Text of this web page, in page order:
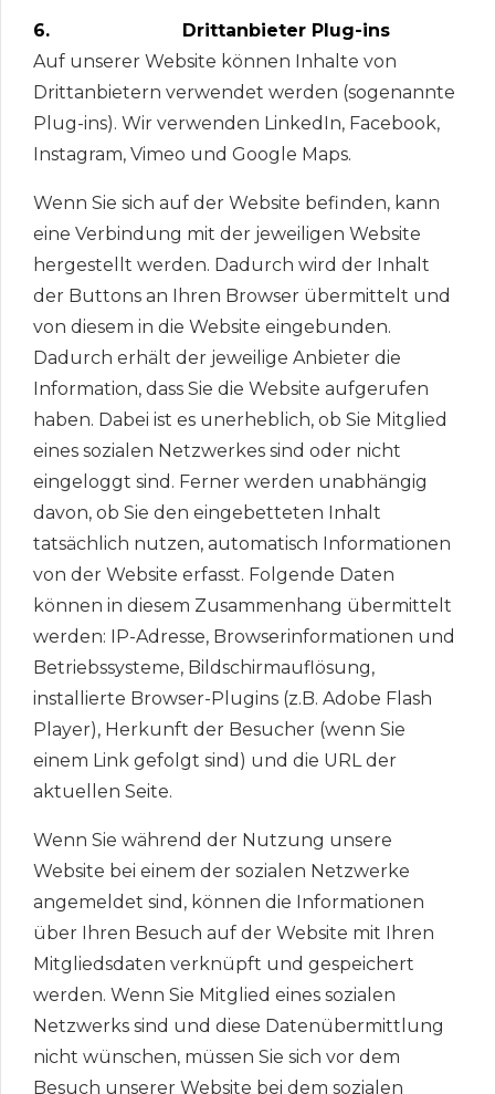
6. Drittanbieter Plug-ins
Auf unserer Website können Inhalte von
Drittanbietern verwendet werden (sogenannte
Plug-ins). Wir verwenden LinkedIn, Facebook,
Instagram, Vimeo und Google Maps.
Wenn Sie sich auf der Website befinden, kann
eine Verbindung mit der jeweiligen Website
hergestellt werden. Dadurch wird der Inhalt
der Buttons an Ihren Browser übermittelt und
von diesem in die Website eingebunden.
Dadurch erhält der jeweilige Anbieter die
Information, dass Sie die Website aufgerufen
haben. Dabei ist es unerheblich, ob Sie Mitglied
eines sozialen Netzwerkes sind oder nicht
eingeloggt sind. Ferner werden unabhängig
davon, ob Sie den eingebetteten Inhalt
tatsächlich nutzen, automatisch Informationen
von der Website erfasst. Folgende Daten
können in diesem Zusammenhang übermittelt
werden: IP-Adresse, Browserinformationen und
Betriebssysteme, Bildschirmauflösung,
installierte Browser-Plugins (z.B. Adobe Flash
Player), Herkunft der Besucher (wenn Sie
einem Link gefolgt sind) und die URL der
aktuellen Seite.
Wenn Sie während der Nutzung unsere
Website bei einem der sozialen Netzwerke
angemeldet sind, können die Informationen
über Ihren Besuch auf der Website mit Ihren
Mitgliedsdaten verknüpft und gespeichert
werden. Wenn Sie Mitglied eines sozialen
Netzwerks sind und diese Datenübermittlung
nicht wünschen, müssen Sie sich vor dem
Besuch unserer Website bei dem sozialen